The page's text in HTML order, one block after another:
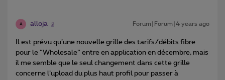
A alloja Forum|Forum|4 years ago
Il est prévu qu’une nouvelle grille des tarifs/débits fibre
pour le “Wholesale” entre en application en décembre, mais
il me semble que le seul changement dans cette grille
concerne l’upload du plus haut profil pour passer à